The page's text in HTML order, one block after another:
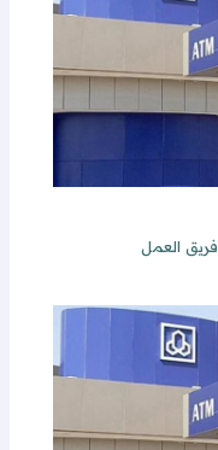
فريق العمل